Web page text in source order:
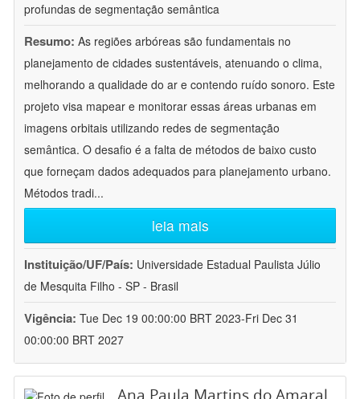
profundas de segmentação semântica
Resumo: As regiões arbóreas são fundamentais no
planejamento de cidades sustentáveis, atenuando o clima,
melhorando a qualidade do ar e contendo ruído sonoro. Este
projeto visa mapear e monitorar essas áreas urbanas em
imagens orbitais utilizando redes de segmentação
semântica. O desafio é a falta de métodos de baixo custo
que forneçam dados adequados para planejamento urbano.
Métodos tradi...
leia mais
Instituição/UF/País: Universidade Estadual Paulista Júlio
de Mesquita Filho - SP - Brasil
Vigência: Tue Dec 19 00:00:00 BRT 2023-Fri Dec 31
00:00:00 BRT 2027